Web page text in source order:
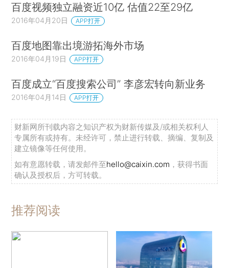
百度视频独立融资近10亿 估值22至29亿
2016年04月20日 APP打开
百度地图靠出境游拓海外市场
2016年04月19日 APP打开
百度成立“百度搜索公司” 李彦宏转向新业务
2016年04月14日 APP打开
财新网所刊载内容之知识产权为财新传媒及/或相关权利人
专属所有或持有。未经许可，禁止进行转载、摘编、复制及
建立镜像等任何使用。
如有意愿转载，请发邮件至hello@caixin.com ，获得书面
确认及授权后，方可转载。
推荐阅读